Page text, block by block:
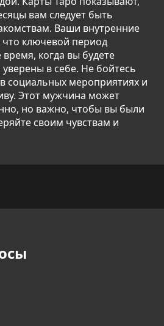
вам следует быть
Ваши внутренние
ключевой период
время, когда вы будете
в себе. Не бойтесь
социальных мероприятиях и
Этот мужчина может
но важно, чтобы вы были
своим чувствам и